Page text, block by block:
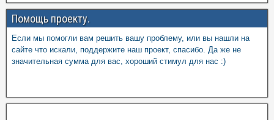
Помощь проекту.
Если мы помогли вам решить вашу проблему, или вы нашли на
сайте что искали, поддержите наш проект, спасибо. Да же не
значительная сумма для вас, хороший стимул для нас :)